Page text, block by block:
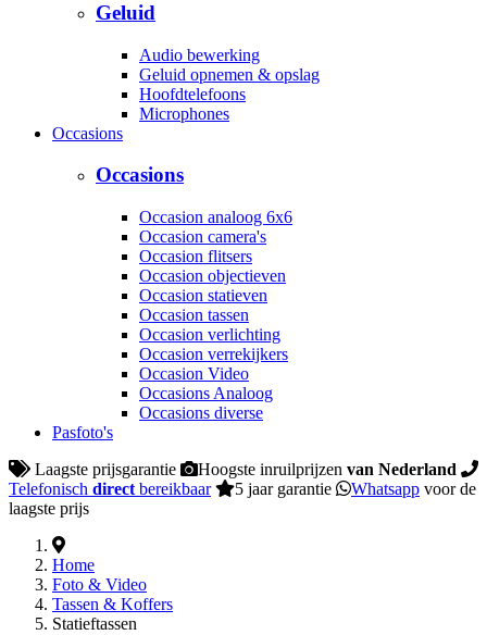
Geluid
Audio bewerking
Geluid opnemen & opslag
Hoofdtelefoons
Microphones
Occasions
Occasions
Occasion analoog 6x6
Occasion camera's
Occasion flitsers
Occasion objectieven
Occasion statieven
Occasion tassen
Occasion verlichting
Occasion verrekijkers
Occasion Video
Occasions Analoog
Occasions diverse
Pasfoto's
Laagste prijsgarantie
Hoogste inruilprijzen van Nederland
Telefonisch direct bereikbaar 5 jaar garantie Whatsapp voor de
laagste prijs
Home
Foto & Video
Tassen & Koffers
Statieftassen